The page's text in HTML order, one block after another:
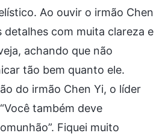
Ao ouvir o irmão Chen
detalhes com muita clareza e
achando que não
tão bem quanto ele.
do irmão Chen Yi, o líder
também deve
Fiquei muito